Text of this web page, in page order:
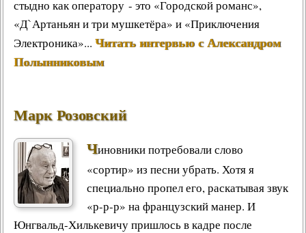
стыдно как оператору - это «Городской романс»,
«Д`Артаньян и три мушкетёра» и «Приключения
Электроника»... Читать интервью с Александром
Полынниковым
Марк Розовский
Чиновники потребовали слово
«сортир» из песни убрать. Хотя я
специально пропел его, раскатывая звук
«р-р-р» на французский манер. И
Юнгвальд-Хилькевичу пришлось в кадре после